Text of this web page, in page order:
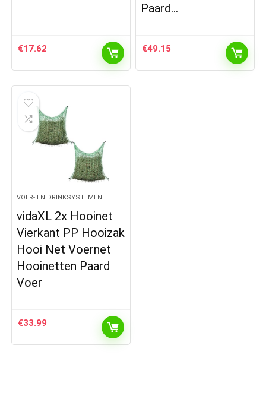
€17.62
Paard…
€49.15
VOER- EN DRINKSYSTEMEN
vidaXL 2x Hooinet
Vierkant PP Hooizak
Hooi Net Voernet
Hooinetten Paard
Voer
€33.99